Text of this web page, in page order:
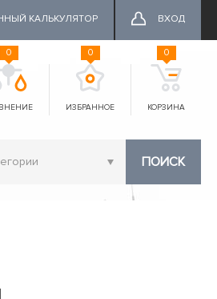
КАЛЬКУЛЯТОР ВХОД
0
ИЗБРАННОЕ
0
КОРЗИНА
0
ПОИСК